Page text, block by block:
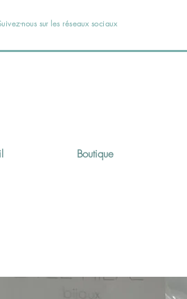
nous sur les réseaux sociaux
Boutique